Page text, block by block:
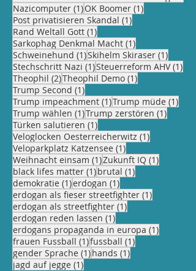
Nazicomputer (1)1 Beitrag
OK Boomer (1)1 Beitrag
Post privatisieren Skandal (1)1 Beitrag
Rand Weltall Gott (1)1 Beitrag
Sarkophag Denkmal Macht (1)1 Beitrag
Schweinehund (1)1 Beitrag
Skihelm Skiraser (1)1
Stechschritt Nazi (1)1 Beitrag
Steuerreform AHV (1)1
Theophil (2)2 Beiträge
Theophil Demo (1)1 Beitrag
Trump Second (1)1 Beitrag
Trump impeachment (1)1 Beitrag
Trump müde (1)1
Trump wählen (1)1 Beitrag
Trump zerstören (1)1
Türken salutieren (1)1 Beitrag
Veloglocken Oesterreicherwitz (1)1 Beitrag
Veloparkplatz Katzensee (1)1 Beitrag
Weihnacht einsam (1)1 Beitrag
Zukunft IQ (1)1 Beitrag
black lifes matter (1)1 Beitrag
brutal (1)1 Beitrag
demokratie (1)1 Beitrag
erdogan (1)1 Beitrag
erdogan als fieser streetfighter (1)1 Beitrag
erdogan als streetfighter (1)1 Beitrag
erdogan reden lassen (1)1 Beitrag
erdogans propaganda in europa (1)1 Beitrag
frauen Fussball (1)1 Beitrag
fussball (1)1 Beitrag
gender Sprache (1)1 Beitrag
hands (1)1 Beitrag
jagd auf jegge (1)1 Beitrag